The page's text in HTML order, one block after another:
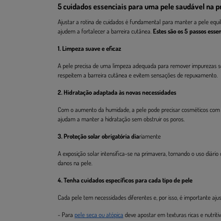
5 cuidados essenciais para uma pele saudável na
Ajustar a rotina de cuidados é fundamental para manter a pele
ajudem a fortalecer a barreira cutânea. Estes são os 5 passos
1. Limpeza suave e eficaz
A pele precisa de uma limpeza adequada para remover
respeitem a barreira cutânea e evitem sensações de repuxamento.
2. Hidratação adaptada às novas necessidades
Com o aumento da humidade, a pele pode precisar cosméticos
ajudam a manter a hidratação sem obstruir os poros.
3. Proteção solar obrigatória diariamente
A exposição solar intensifica-se na primavera, tornando o uso diário
danos na pele.
4. Tenha cuidados específicos para cada tipo de pele
Cada pele tem necessidades diferentes e, por isso, é importante
- Para pele seca ou atópica deve apostar em texturas ricas e